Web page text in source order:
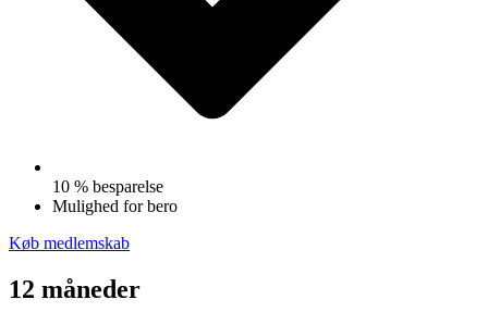
10 % besparelse
Mulighed for bero
Køb medlemskab
12 måneder